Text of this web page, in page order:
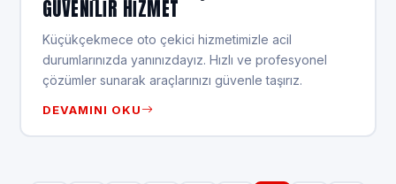
GÜVENILIR HIZMET
Küçükçekmece oto çekici hizmetimizle acil
durumlarınızda yanınızdayız. Hızlı ve profesyonel
çözümler sunarak araçlarınızı güvenle taşırız.
DEVAMINI OKU